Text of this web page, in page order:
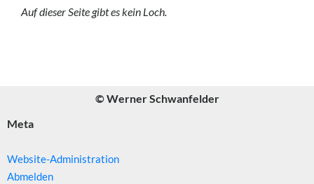
Auf dieser Seite gibt es kein Loch.
© Werner Schwanfelder
Meta
Website-Administration
Abmelden